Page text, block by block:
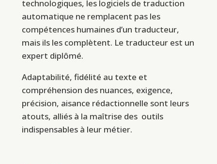
technologiques, les logiciels de traduction
automatique ne remplacent pas les
compétences humaines d’un traducteur,
mais ils les complètent. Le traducteur est un
expert diplômé.
Adaptabilité, fidélité au texte et
compréhension des nuances, exigence,
précision, aisance rédactionnelle sont leurs
atouts, alliés à la maîtrise des outils
indispensables à leur métier.